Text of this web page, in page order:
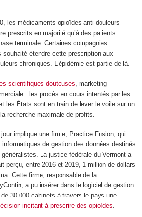
les médicaments opioïdes anti-douleurs
prescrits en majorité qu’à des patients
terminale. Certaines compagnies
souhaité étendre cette prescription aux
chroniques. L’épidémie est partie de là.
scientifiques douteuses , marketing
: les procès en cours intentés par les
les États sont en train de lever le voile sur un
recherche maximale de profits.
implique une firme, Practice Fusion, qui
de gestion des données destinés
La justice fédérale du Vermont a
perçu, entre 2016 et 2019, 1 million de dollars
Cette firme, responsable de la
a pu insérer dans le logiciel de gestion
30 000 cabinets à travers le pays une
incitant à prescrire des opioïdes.